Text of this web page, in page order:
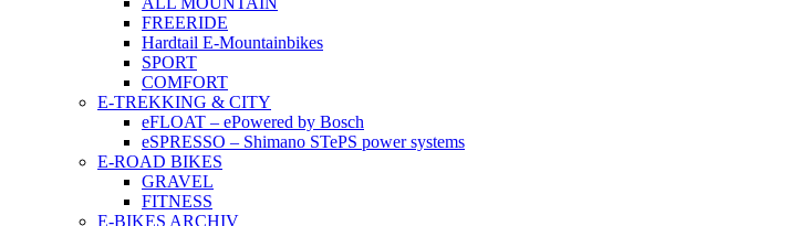
FREERIDE
Hardtail E-Mountainbikes
SPORT
COMFORT
E-TREKKING & CITY
eFLOAT – ePowered by Bosch
eSPRESSO – Shimano STePS power systems
E-ROAD BIKES
GRAVEL
FITNESS
E-BIKES ARCHIV